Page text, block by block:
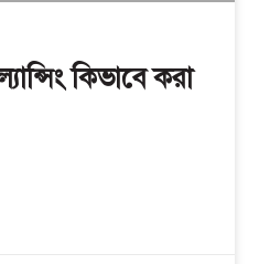
কিভাবে করা